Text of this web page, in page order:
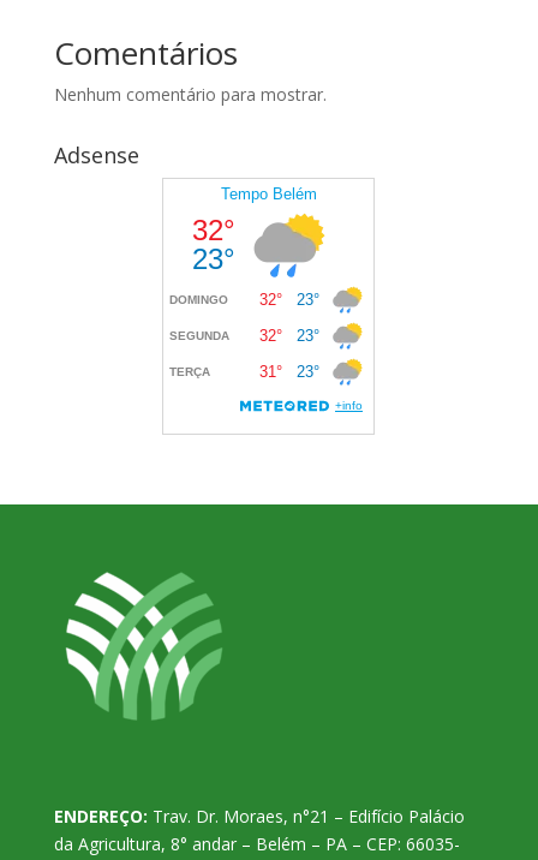
Comentários
Nenhum comentário para mostrar.
Adsense
ENDEREÇO: Trav. Dr. Moraes, n°21 – Edifício Palácio
da Agricultura, 8° andar – Belém – PA – CEP: 66035-